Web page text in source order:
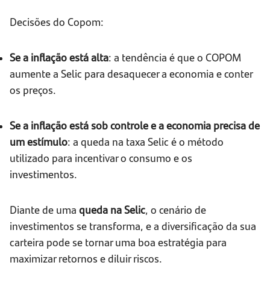
Decisões do Copom:
Se a inflação está alta: a tendência é que o COPOM
aumente a Selic para desaquecer a economia e conter
os preços.
Se a inflação está sob controle e a economia precisa de
um estímulo: a queda na taxa Selic é o método
utilizado para incentivar o consumo e os
investimentos.
Diante de uma queda na Selic, o cenário de
investimentos se transforma, e a diversificação da sua
carteira pode se tornar uma boa estratégia para
maximizar retornos e diluir riscos.